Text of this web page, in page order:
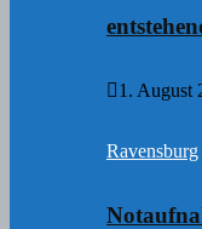
1. August
Ravensburg